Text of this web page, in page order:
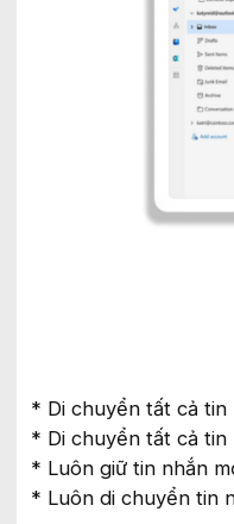
* Di chuyển tất cả
* Di chuyển tất cả
* Luôn giữ tin nhắn
* Luôn di chuyển tin